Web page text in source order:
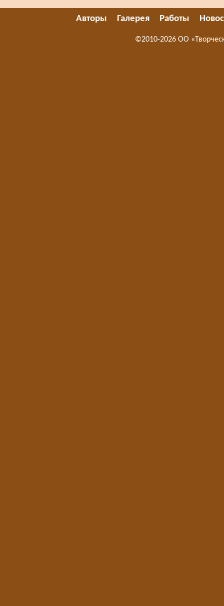
Авторы Галерея Работы
©2010-2026 ОО